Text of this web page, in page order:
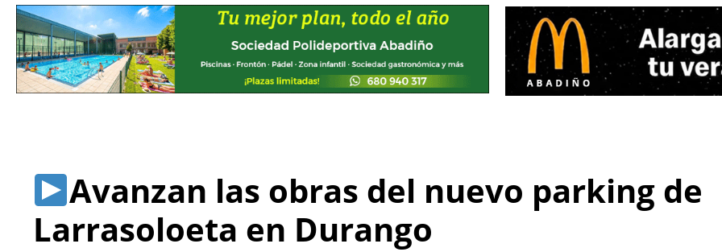
Avanzan las obras del nuevo parking de
Larrasoloeta en Durango